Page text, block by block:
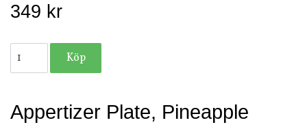
349 kr
Appertizer Plate, Pineapple